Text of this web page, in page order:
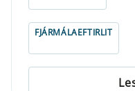
FJÁRMÁLAEFTIRLIT